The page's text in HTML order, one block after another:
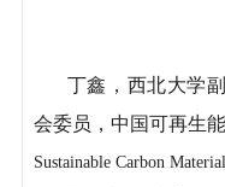
丁鑫，西北大学
会委员，中国可再生
Sustainable Carbon